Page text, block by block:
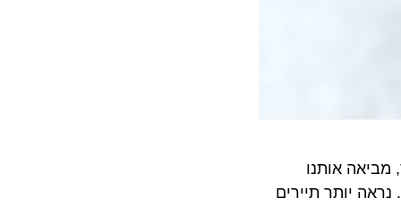
אותנו
יותר תיירים